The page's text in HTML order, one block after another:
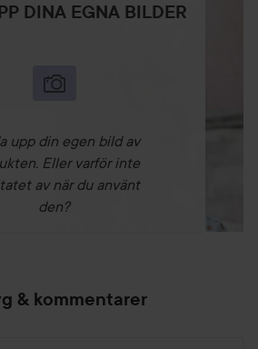
DINA EGNA BILDER
upp din egen bild av
Eller varför inte
av när du använt
den?
& kommentarer